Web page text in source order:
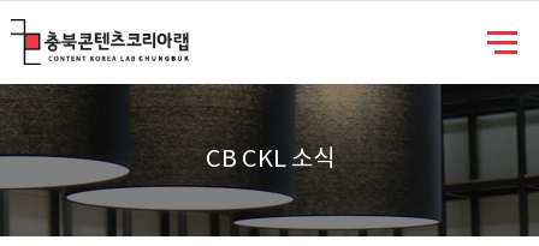
CB CKL 소식